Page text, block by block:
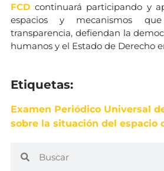
FCD continuará participando y
espacios y mecanismos
transparencia, defiendan la
humanos y el Estado de Derecho
Etiquetas:
Examen Periódico Universal
sobre la situación del espacio